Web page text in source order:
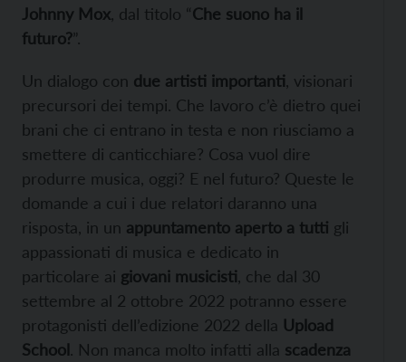
Johnny Mox , dal titolo “Che suono ha il
futuro?”.
Un dialogo con due artisti importanti , visionari
precursori dei tempi. Che lavoro c’è dietro quei
brani che ci entrano in testa e non riusciamo a
smettere di canticchiare? Cosa vuol dire
produrre musica, oggi? E nel futuro? Queste le
domande a cui i due relatori daranno una
risposta, in un appuntamento aperto a tutti gli
appassionati di musica e dedicato in
particolare ai giovani musicisti , che dal 30
settembre al 2 ottobre 2022 potranno essere
protagonisti dell’edizione 2022 della Upload
School. Non manca molto infatti alla scadenza